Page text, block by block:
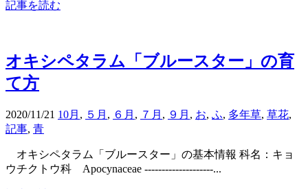
記事を読む
オキシペタラム「ブルースター」の育
て方
2020/11/21 10月 , ５月 , ６月 , ７月 , ９月 , お, ふ, 多年草, 草花,
記事, 青
オキシペタラム「ブルースター」の基本情報 科名：キョ
ウチクトウ科 Apocynaceae --------------------...